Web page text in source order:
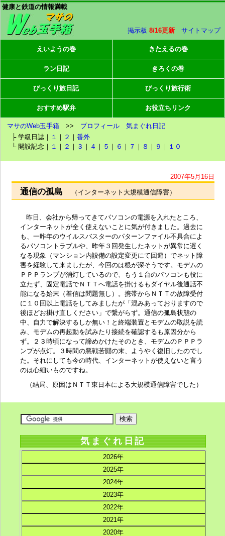
健康と鉄道の情報満載
掲示板 8/16更新 サイトマップ
えいようの巻 きたえるの巻
ラン日記 きろくの巻
びっくり旅日記 びっくり旅行術
おすすめ駅弁 お役立ちリンク
マサのWeb玉手箱 >> プロフィール
気まぐれ日記
├ 学級日誌｜ １ ｜ ２ ｜番外
└ 開設記念｜ １ ｜ ２ ｜ ３ ｜ ４ ｜ ５ ｜ ６ ｜ ７ ｜ ８ ｜ ９ ｜ １０
2007年5月16日
通信の孤島 （インターネット大規模通信障害）
昨日、会社から帰ってきてパソコンの電源を入れたところ、
インターネットが全く使えないことに気が付きました。過去に
も、一昨年のウイルスバスターのパターンファイル不具合によ
るパソコントラブルや、昨年３回発生したネットが異常に遅く
なる現象（マンション内設備の設定変更にて回避）でネット障
害を経験して来ましたが、今回のは根が深そうです。モデムの
ＰＰＰランプが消灯しているので、もう１台のパソコンも役に
立たず、固定電話でＮＴＴへ電話を掛けるもダイヤル後通話不
能になる始末（着信は問題無し）。携帯からＮＴＴの故障受付
に１０回以上電話をしてみましたが「混みあっておりますので
後ほどお掛け直しください」で繋がらず。通信の孤島状態の
中、自力で解決するしか無い！と終端装置とモデムの取説を読
み、モデムの再起動を試みたり接続を確認するも原因分から
ず。２３時頃になって諦めかけたそのとき、モデムのＰＰＰラ
ンプが点灯。３時間の悪戦苦闘の末、ようやく復旧したのでし
た。それにしても今の時代、インターネットが使えないと言う
のは心細いものですね。
（結局、原因は ＮＴＴ東日本による大規模通信障害でした）
気まぐれ日記